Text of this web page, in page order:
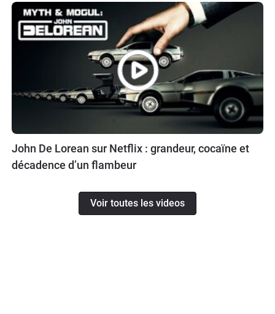
John De Lorean sur Netflix : grandeur, cocaïne et
décadence d’un flambeur
Voir toutes les videos